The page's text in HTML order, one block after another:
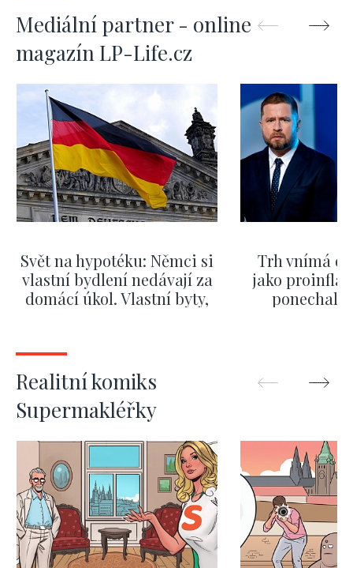
Mediální partner - online
magazín LP-Life.cz
Svět na hypotéku: Němci si
vlastní bydlení nedávají za
domácí úkol. Vlastní byty,
Trh vnímá
jako
ponechali
Realitní komiks
Supermakléřky